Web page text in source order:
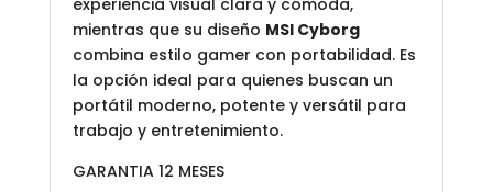
experiencia visual clara y cómoda,
mientras que su diseño MSI Cyborg
combina estilo gamer con portabilidad. Es
la opción ideal para quienes buscan un
portátil moderno, potente y versátil para
trabajo y entretenimiento.
GARANTIA 12 MESES